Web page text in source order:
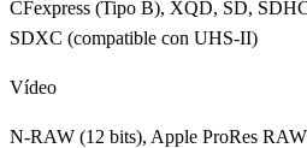
CFexpress (Tipo B), XQD, SD,
SDXC (compatible con UHS-II)
Vídeo
N-RAW (12 bits), Apple ProRes